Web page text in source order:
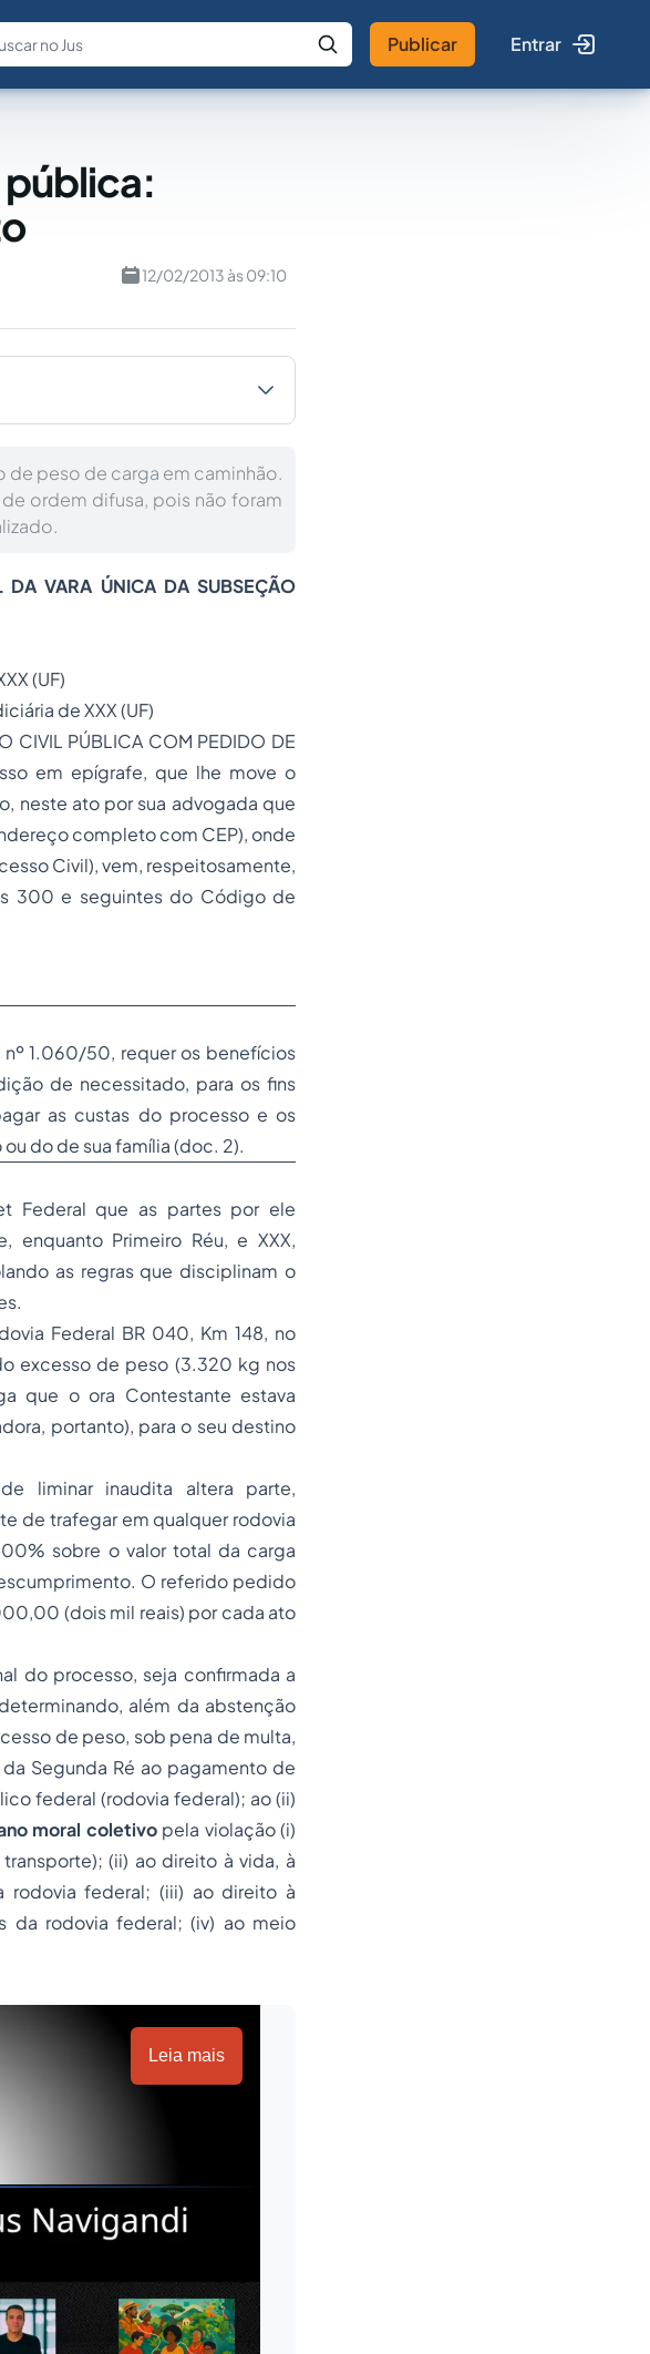
Fale com a IA Buscar no Jus
Publicar Entrar
12/02/2013 às 09:10
peso de carga em caminhão.
ordem difusa, pois não foram
DA VARA ÚNICA DA SUBSEÇÃO
(UF)
de XXX (UF)
CIVIL PÚBLICA COM PEDIDO DE
em epígrafe, que lhe move o
neste ato por sua advogada que
completo com CEP), onde
Civil), vem, respeitosamente,
300 e seguintes do Código de
1.060/50, requer os benefícios
de necessitado, para os fins
as custas do processo e os
do de sua família (doc. 2).
Federal que as partes por ele
enquanto Primeiro Réu, e XXX,
as regras que disciplinam o
Federal BR 040, Km 148, no
excesso de peso (3.320 kg nos
que o ora Contestante estava
portanto), para o seu destino
liminar inaudita altera parte,
de trafegar em qualquer rodovia
sobre o valor total da carga
O referido pedido
(dois mil reais) por cada ato
do processo, seja confirmada a
além da abstenção
de peso, sob pena de multa,
Segunda Ré ao pagamento de
federal (rodovia federal); ao (ii)
moral coletivo pela violação (i)
(ii) ao direito à vida, à
rodovia federal; (iii) ao direito à
da rodovia federal; (iv) ao meio
Leia mais